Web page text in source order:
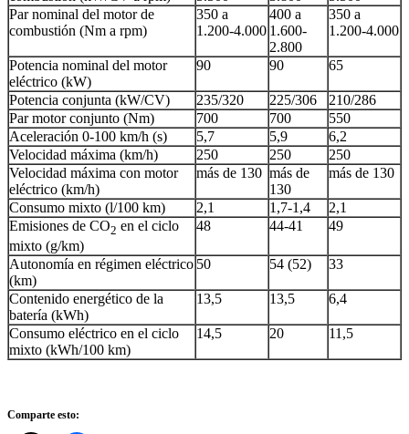
Par nominal del motor de
combustión (Nm a rpm)
350 a
1.200-4.000
400 a
1.600-
2.800
350 a
1.200-4.000
Potencia nominal del motor
eléctrico (kW)
90 90 65
Potencia conjunta (kW/CV) 235/320 225/306
210/286
Par motor conjunto (Nm)
700 700
550
Aceleración 0-100 km/h (s)
5,7 5,9
6,2
Velocidad máxima (km/h)
250 250
250
Velocidad máxima con motor
eléctrico (km/h)
más de 130 más de
130
más de 130
Consumo mixto (l/100 km) 2,1 1,7-1,4
2,1
Emisiones de CO2 en el ciclo
mixto (g/km)
48 44-41 49
Autonomía en régimen eléctrico
(km)
50 54 (52) 33
Contenido energético de la
batería (kWh)
13,5 13,5 6,4
Consumo eléctrico en el ciclo
mixto (kWh/100 km)
14,5 20 11,5
Comparte esto: